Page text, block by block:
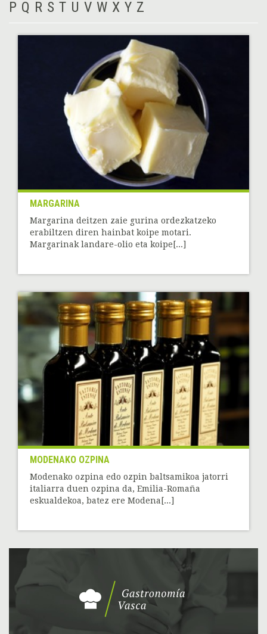
P Q R S T U V W X Y Z
MARGARINA
Margarina deitzen zaie gurina ordezkatzeko
erabiltzen diren hainbat koipe motari.
Margarinak landare-olio eta koipe[...]
MODENAKO OZPINA
Modenako ozpina edo ozpin baltsamikoa jatorri
italiarra duen ozpina da, Emilia-Romaña
eskualdekoa, batez ere Modena[...]